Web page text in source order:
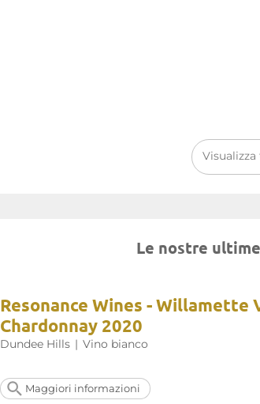
Le nostre
Resonance Wines -
Chardonnay 2020
Dundee Hills | Vino bianco
Maggiori informazioni